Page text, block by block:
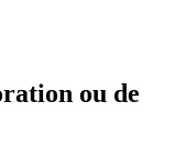
ou de